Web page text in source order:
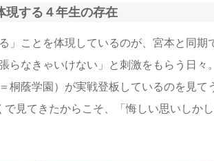
現する４年生の存在
ことを体現しているのが、宮本と同期
らなきゃいけない」と刺激をもらう日
桐蔭学園）が実戦登板しているのを見て
で見てきたからこそ、「悔しい思いしか